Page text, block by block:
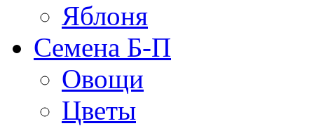
Яблоня
Семена Б-П
Овощи
Цветы